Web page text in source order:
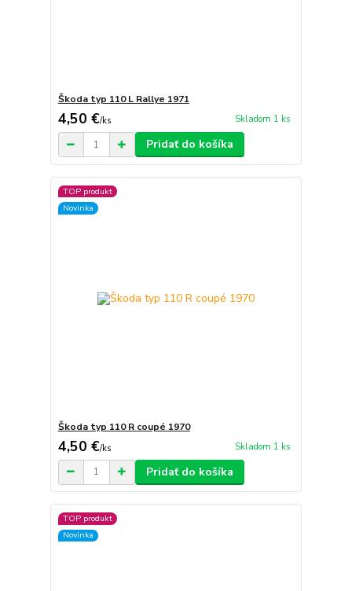
Škoda typ 110 L Rallye 1971
4,50 €/ks Skladom 1 ks
Pridať do košíka
TOP produkt
Novinka
Škoda typ 110 R coupé 1970
4,50 €/ks Skladom 1 ks
Pridať do košíka
TOP produkt
Novinka